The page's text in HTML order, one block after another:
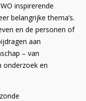
inspirerende
belangrijke thema’s.
en de personen of
aan
– van
onderzoek en